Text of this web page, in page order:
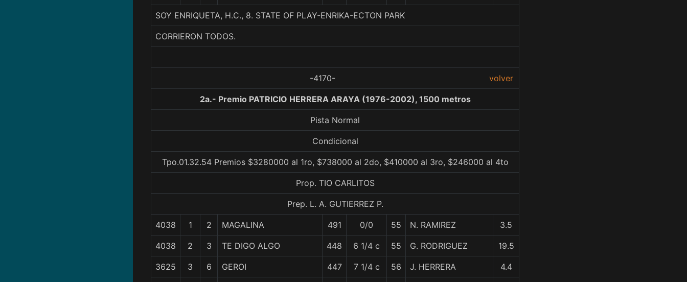
SOY ENRIQUETA, H.C., 8. STATE OF PLAY-ENRIKA-ECTON PARK
CORRIERON TODOS.
-4170- volver
2a.- Premio PATRICIO HERRERA ARAYA (1976-2002), 1500 metros
Pista Normal
Condicional
Tpo.01.32.54 Premios $3280000 al 1ro, $738000 al 2do, $410000 al 3ro, $246000 al 4to
Prop. TIO CARLITOS
Prep. L. A. GUTIERREZ P.
4038 1 2 MAGALINA 491 0/0 55 N. RAMIREZ 3.5
4038 2 3 TE DIGO ALGO 448 6 1/4 c 55 G. RODRIGUEZ 19.5
3625 3 6 GEROI 447 7 1/4 c 56 J. HERRERA 4.4